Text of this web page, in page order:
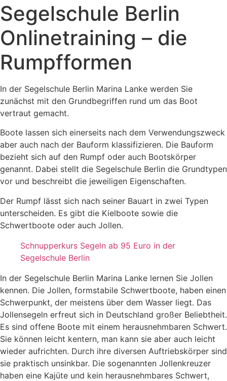
Segelschule Berlin
Onlinetraining – die
Rumpfformen
In der Segelschule Berlin Marina Lanke werden Sie
zunächst mit den Grundbegriffen rund um das Boot
vertraut gemacht.
Boote lassen sich einerseits nach dem Verwendungszweck
aber auch nach der Bauform klassifizieren. Die Bauform
bezieht sich auf den Rumpf oder auch Bootskörper
genannt. Dabei stellt die Segelschule Berlin die Grundtypen
vor und beschreibt die jeweiligen Eigenschaften.
Der Rumpf lässt sich nach seiner Bauart in zwei Typen
unterscheiden. Es gibt die Kielboote sowie die
Schwertboote oder auch Jollen.
Schnupperkurs Segeln ab 95 Euro in der
Segelschule Berlin
In der Segelschule Berlin Marina Lanke lernen Sie Jollen
kennen. Die Jollen, formstabile Schwertboote, haben einen
Schwerpunkt, der meistens über dem Wasser liegt. Das
Jollensegeln erfreut sich in Deutschland großer Beliebtheit.
Es sind offene Boote mit einem herausnehmbaren Schwert.
Sie können leicht kentern, man kann sie aber auch leicht
wieder aufrichten. Durch ihre diversen Auftriebskörper sind
sie praktisch unsinkbar. Die sogenannten Jollenkreuzer
haben eine Kajüte und kein herausnehmbares Schwert,